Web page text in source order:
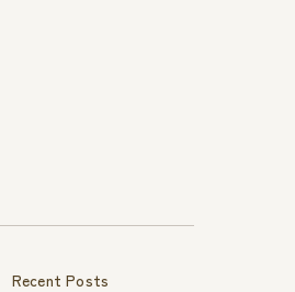
Recent Posts